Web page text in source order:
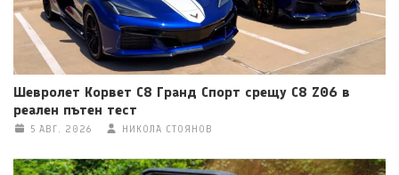
Шевролет Корвет C8 Гранд Спорт срещу C8 Z06 в
реален пътен тест
5 АВГ. 2026 НИКОЛА СТОЯНОВ